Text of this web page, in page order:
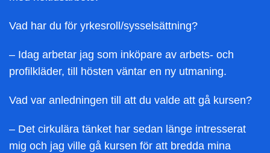
Vad har du för yrkesroll/sysselsättning?
– Idag arbetar jag som inköpare av arbets- och
profilkläder, till hösten väntar en ny utmaning.
Vad var anledningen till att du valde att gå kursen?
– Det cirkulära tänket har sedan länge intresserat
mig och jag ville gå kursen för att bredda mina